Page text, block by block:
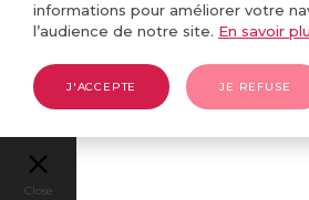
informations pour améliorer votre
l’audience de notre site. En savoir
J'ACCEPTE JE REFUSE
Close